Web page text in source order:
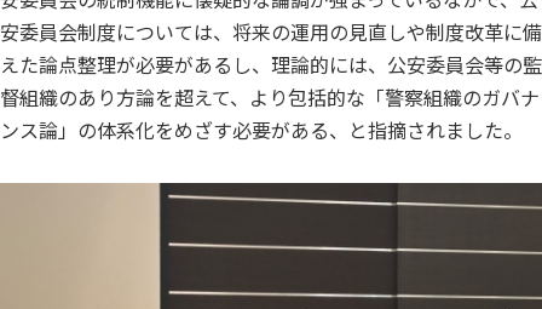
安委員会制度については、将来の運用の見直しや制度改革に備
えた論点整理が必要があるし、理論的には、公安委員会等の監
督組織のあり方論を超えて、より包括的な「警察組織のガバナ
ンス論」の体系化をめざす必要がある、と指摘されました。